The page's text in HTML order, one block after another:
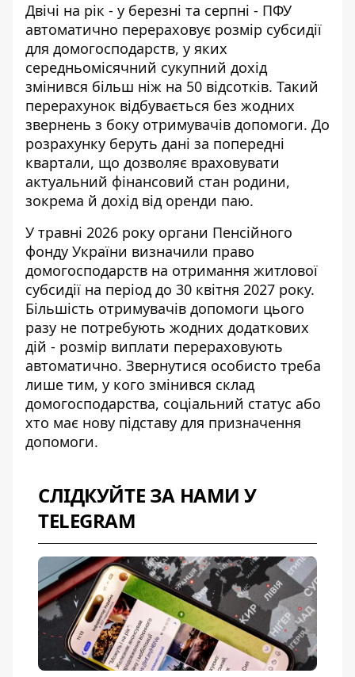
Двічі на рік - у березні та серпні - ПФУ
автоматично перераховує розмір субсидії
для домогосподарств, у яких
середньомісячний сукупний дохід
змінився більш ніж на 50 відсотків. Такий
перерахунок відбувається без жодних
звернень з боку отримувачів допомоги. До
розрахунку беруть дані за попередні
квартали, що дозволяє враховувати
актуальний фінансовий стан родини,
зокрема й дохід від оренди паю.
У травні 2026 року органи Пенсійного
фонду України визначили право
домогосподарств на отримання житлової
субсидії на період до 30 квітня 2027 року.
Більшість отримувачів допомоги цього
разу не потребують жодних додаткових
дій - розмір виплати перераховують
автоматично. Звернутися особисто треба
лише тим, у кого змінився склад
домогосподарства, соціальний статус або
хто має нову підставу для призначення
допомоги.
СЛІДКУЙТЕ ЗА НАМИ У
TELEGRAM